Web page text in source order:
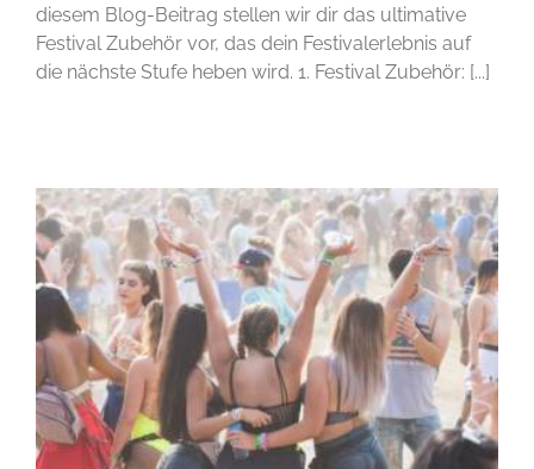
diesem Blog-Beitrag stellen wir dir das ultimative
Festival Zubehör vor, das dein Festivalerlebnis auf
die nächste Stufe heben wird. 1. Festival Zubehör: [...]